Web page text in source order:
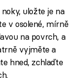
uložte je na
v osolené, mírně
na povrch, a
vyjměte a
hned, zchlaďte